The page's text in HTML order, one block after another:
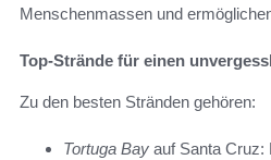
Menschenmassen und
Top-Strände für einen
Zu den besten Stränden gehören:
Tortuga Bay auf Santa Cruz: